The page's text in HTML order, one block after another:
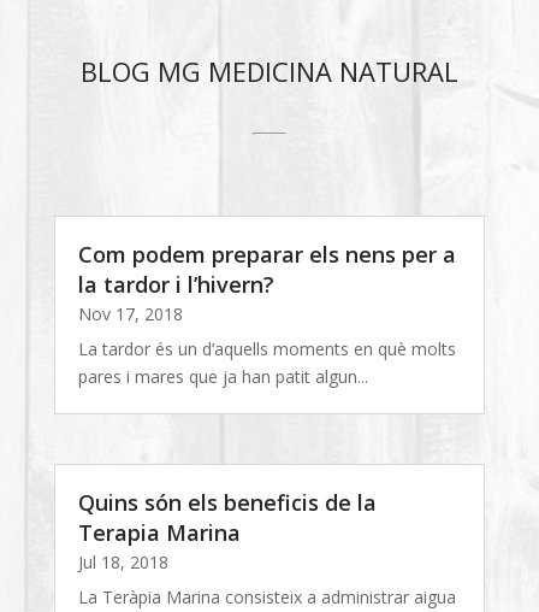
BLOG MG MEDICINA NATURAL
Com podem preparar els nens per a
la tardor i l’hivern?
Nov 17, 2018
La tardor és un d’aquells moments en què molts
pares i mares que ja han patit algun...
Quins són els beneficis de la
Terapia Marina
Jul 18, 2018
La Teràpia Marina consisteix a administrar aigua